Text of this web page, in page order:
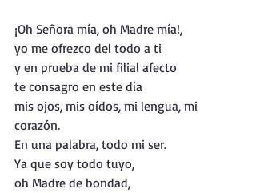
¡Oh Señora mía, oh Madre mía!,
yo me ofrezco del todo a ti
y en prueba de mi filial afecto
te consagro en este día
mis ojos, mis oídos, mi lengua, mi
corazón.
En una palabra, todo mi ser.
Ya que soy todo tuyo,
oh Madre de bondad,